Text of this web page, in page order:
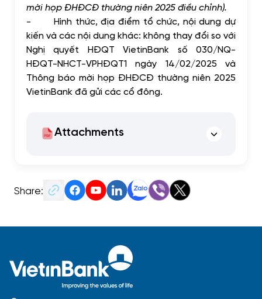
mời họp ĐHĐCĐ thường niên 2025 điều chỉnh).
-
Hình thức, địa điểm tổ chức, nội dung dự
kiến và các nội dung khác: không thay đổi so với
Nghị quyết HĐQT VietinBank số 030/NQ-
HĐQT-NHCT-VPHĐQT1 ngày 14/02/2025 và
Thông báo mời họp ĐHĐCĐ thường niên 2025
VietinBank đã gửi các cổ đông.
Attachments
Share: